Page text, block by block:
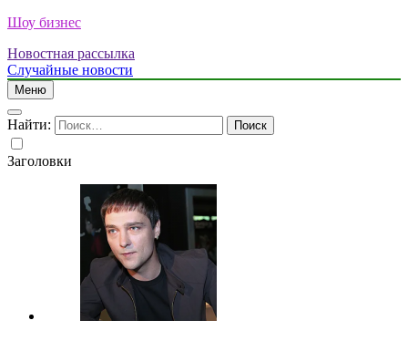
Шоу бизнес
Новостная рассылка
Случайные новости
Меню
Найти:
Заголовки